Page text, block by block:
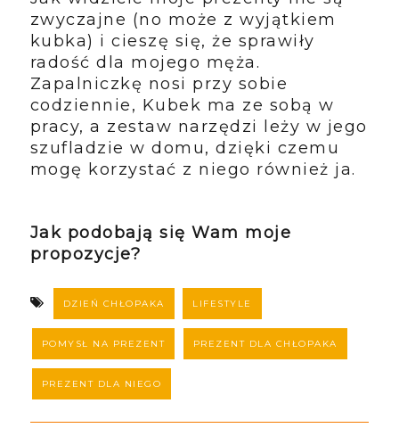
zwyczajne (no może z wyjątkiem
kubka) i cieszę się, że sprawiły
radość dla mojego męża.
Zapalniczkę nosi przy sobie
codziennie, Kubek ma ze sobą w
pracy, a zestaw narzędzi leży w jego
szufladzie w domu, dzięki czemu
mogę korzystać z niego również ja.
Jak podobają się Wam moje
propozycje?
DZIEŃ CHŁOPAKA LIFESTYLE
POMYSŁ NA PREZENT PREZENT DLA CHŁOPAKA
PREZENT DLA NIEGO